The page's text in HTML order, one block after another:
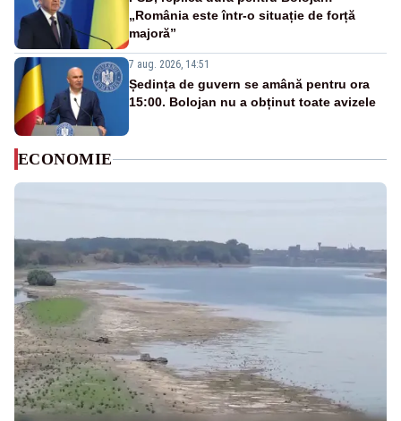
„România este într-o situație de forță
majoră”
7 aug. 2026, 14:51
Ședința de guvern se amână pentru ora
15:00. Bolojan nu a obținut toate avizele
ECONOMIE